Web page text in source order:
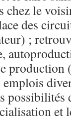
chez le
des
;
production
emplois
possibilités
et